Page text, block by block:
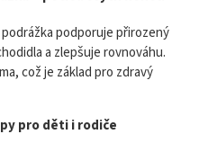
podporuje přirozený
a zlepšuje rovnováhu.
což je základ pro zdravý
pro děti i rodiče